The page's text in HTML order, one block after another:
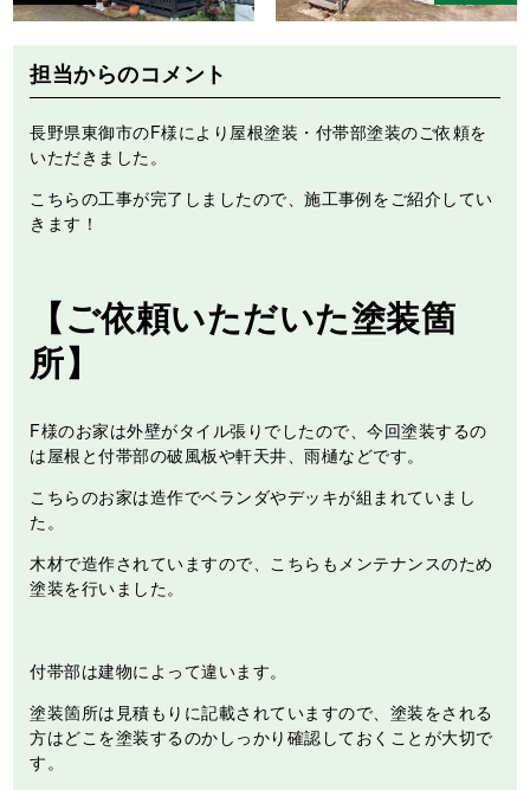
担当からのコメント
長野県東御市のF様により屋根塗装・付帯部塗装のご依頼を
いただきました。
こちらの工事が完了しましたので、施工事例をご紹介してい
きます！
【ご依頼いただいた塗装箇
所】
F様のお家は外壁がタイル張りでしたので、今回塗装するの
は屋根と付帯部の破風板や軒天井、雨樋などです。
こちらのお家は造作でベランダやデッキが組まれていまし
た。
木材で造作されていますので、こちらもメンテナンスのため
塗装を行いました。
付帯部は建物によって違います。
塗装箇所は見積もりに記載されていますので、塗装をされる
方はどこを塗装するのかしっかり確認しておくことが大切で
す。